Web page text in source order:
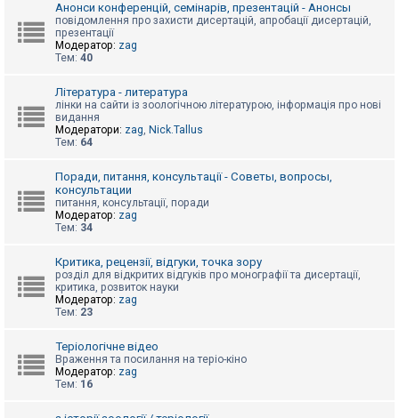
П
м
о
г
Анонси конференцій, семінарів, презентацій - Анонсы
повідомлення про захисти дисертацій, апробації дисертацій,
презентації
Модератор: zag
Тем: 40
Література - литература
лінки на сайти із зоологічною літературою, інформація про нові
видання
Модератори: zag, Nick.Tallus
Тем: 64
Поради, питання, консультації - Советы, вопросы,
консультации
питання, консультації, поради
Модератор: zag
Тем: 34
Критика, рецензії, відгуки, точка зору
розділ для відкритих відгуків про монографії та дисертації,
критика, розвиток науки
Модератор: zag
Тем: 23
Теріологічне відео
Враження та посилання на теріо-кіно
Модератор: zag
Тем: 16